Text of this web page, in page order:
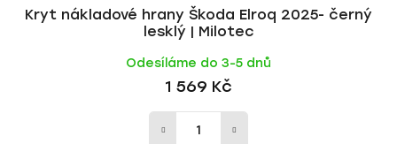
Kryt nákladové hrany Škoda Elroq 2025- černý
lesklý | Milotec
Odesíláme do 3-5 dnů
1 569 Kč